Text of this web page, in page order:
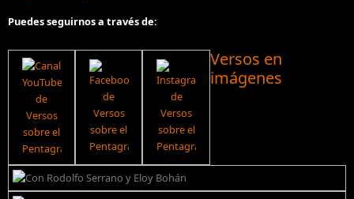
Puedes seguirnos a través de:
Versos en
imágenes